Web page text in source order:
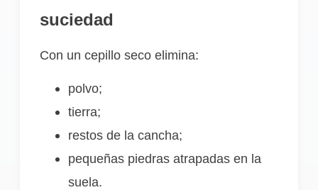
suciedad
Con un cepillo seco elimina:
polvo;
tierra;
restos de la cancha;
pequeñas piedras atrapadas en la
suela.